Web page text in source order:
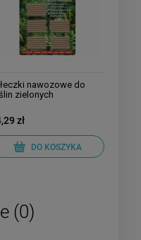
nawozowe do
zielonych
zł
DO KOSZYKA
(0)